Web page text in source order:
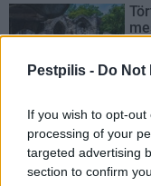
Pestpilis - Do
If you wish to opt-
processing of your
targeted advertising
section to confirm